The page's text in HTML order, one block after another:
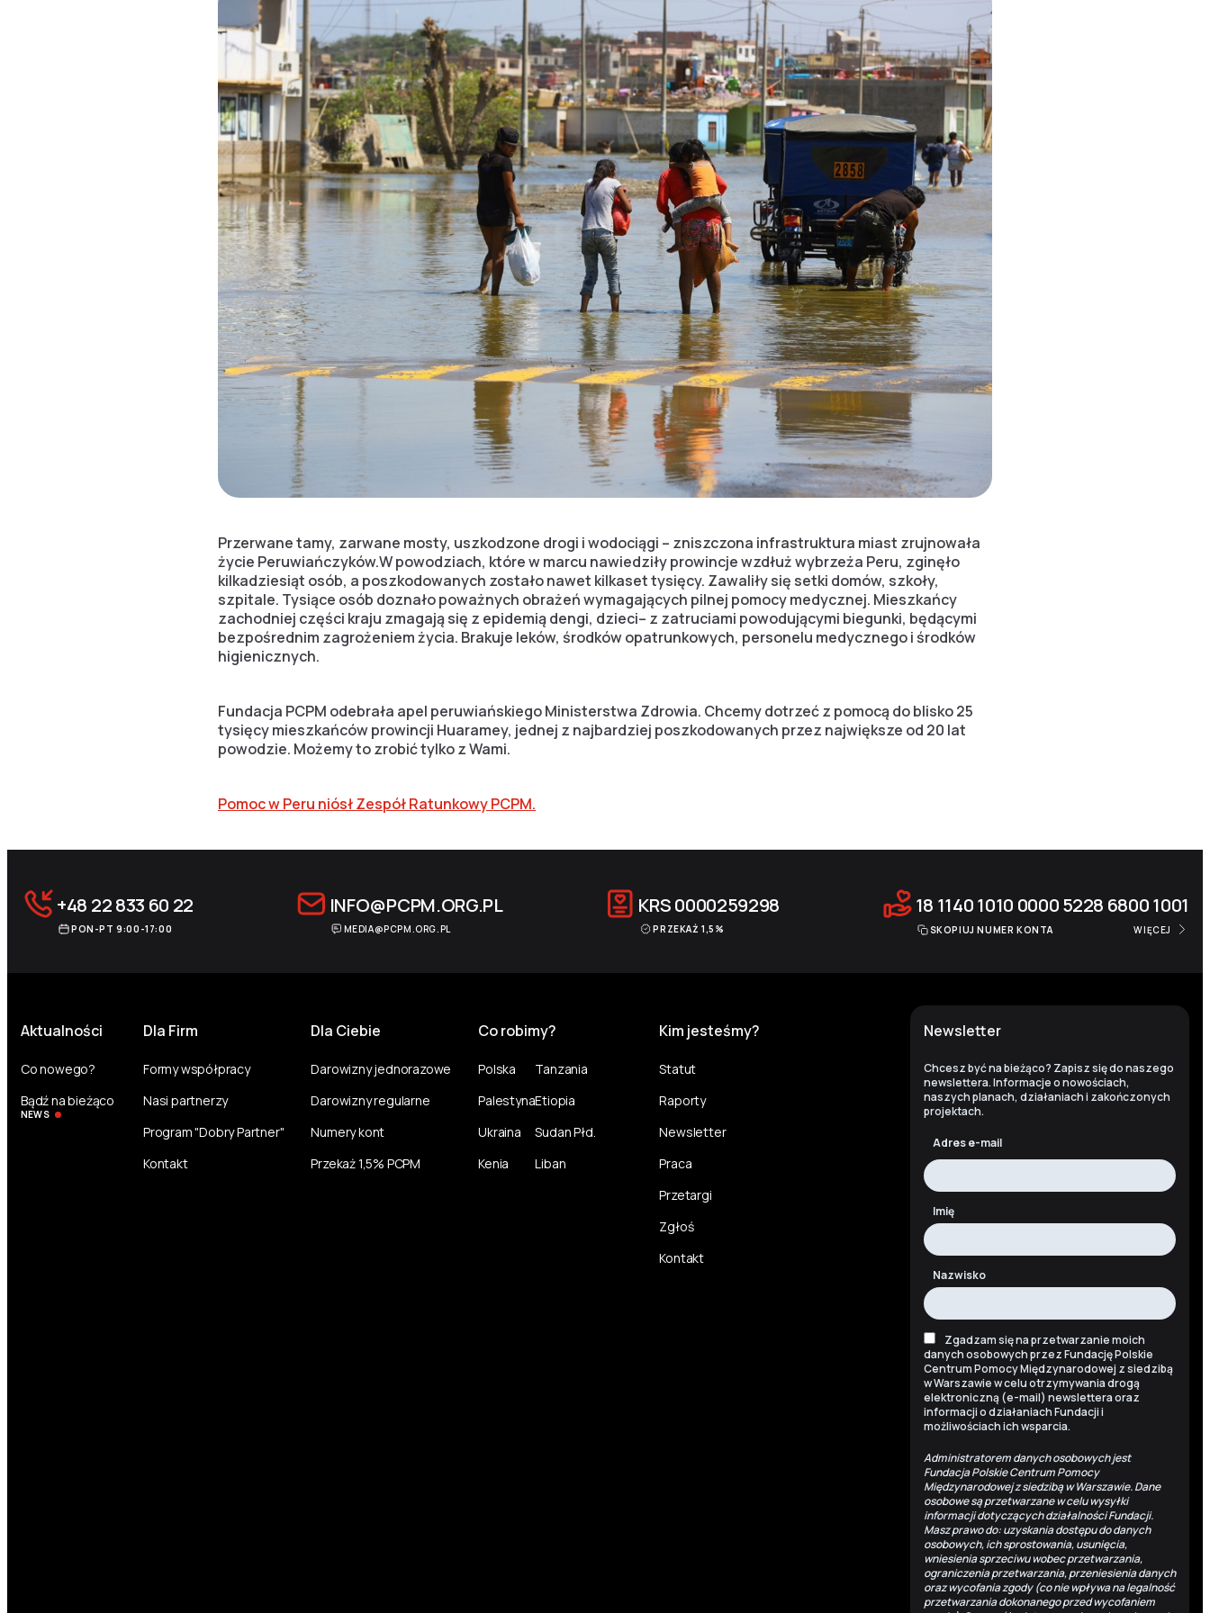
Przerwane tamy, zarwane mosty, uszkodzone drogi i wodociągi – zniszczona infrastruktura miast zrujnowała
życie Peruwiańczyków.W powodziach, które w marcu nawiedziły prowincje wzdłuż wybrzeża Peru, zginęło
kilkadziesiąt osób, a poszkodowanych zostało nawet kilkaset tysięcy. Zawaliły się setki domów, szkoły,
szpitale. Tysiące osób doznało poważnych obrażeń wymagających pilnej pomocy medycznej. Mieszkańcy
zachodniej części kraju zmagają się z epidemią dengi, dzieci– z zatruciami powodującymi biegunki, będącymi
bezpośrednim zagrożeniem życia. Brakuje leków, środków opatrunkowych, personelu medycznego i środków
higienicznych.
Fundacja PCPM odebrała apel peruwiańskiego Ministerstwa Zdrowia. Chcemy dotrzeć z pomocą do blisko 25
tysięcy mieszkańców prowincji Huaramey, jednej z najbardziej poszkodowanych przez największe od 20 lat
powodzie. Możemy to zrobić tylko z Wami.
Pomoc w Peru niósł Zespół Ratunkowy PCPM.
+48 22 833 60 22
PON-PT 9:00-17:00
INFO@PCPM.ORG.PL
MEDIA@PCPM.ORG.PL
KRS0000259298
PRZEKAŻ 1,5%
18 1140 1010 0000 5228 6800 1001
SKOPIUJ NUMER KONTA WIĘCEJ
Newsletter
Chcesz być na bieżąco? Zapisz się do naszego
newslettera. Informacje o nowościach,
naszych planach, działaniach i zakończonych
projektach.
Adres e-mail
Imię
Nazwisko
Zgadzam się na przetwarzanie moich
danych osobowych przez Fundację Polskie
Centrum Pomocy Międzynarodowej z siedzibą
w Warszawie w celu otrzymywania drogą
elektroniczną (e-mail) newslettera oraz
informacji o działaniach Fundacji i
możliwościach ich wsparcia.
Administratorem danych osobowych jest
Fundacja Polskie Centrum Pomocy
Międzynarodowej z siedzibą w Warszawie. Dane
osobowe są przetwarzane w celu wysyłki
informacji dotyczących działalności Fundacji.
Masz prawo do: uzyskania dostępu do danych
osobowych, ich sprostowania, usunięcia,
wniesienia sprzeciwu wobec przetwarzania,
ograniczenia przetwarzania, przeniesienia danych
oraz wycofania zgody (co nie wpływa na legalność
przetwarzania dokonanego przed wycofaniem
Aktualności
Co nowego?
Bądź na bieżąco
NEWS
Dla Firm
Formy współpracy
Nasi partnerzy
Program "Dobry Partner"
Kontakt
Dla Ciebie
Darowizny jednorazowe
Darowizny regularne
Numery kont
Przekaż 1,5% PCPM
Co robimy?
Polska
Palestyna
Ukraina
Kenia
Tanzania
Etiopia
Sudan Płd.
Liban
Kim jesteśmy?
Statut
Raporty
Newsletter
Praca
Przetargi
Zgłoś
Kontakt